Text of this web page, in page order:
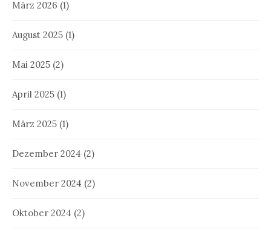
März 2026 (1)
August 2025 (1)
Mai 2025 (2)
April 2025 (1)
März 2025 (1)
Dezember 2024 (2)
November 2024 (2)
Oktober 2024 (2)